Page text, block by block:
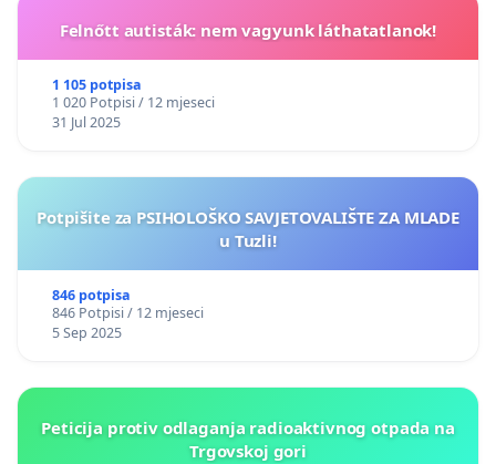
Felnőtt autisták: nem vagyunk láthatatlanok!
1 105 potpisa
1 020 Potpisi / 12 mjeseci
31 Jul 2025
Potpišite za PSIHOLOŠKO SAVJETOVALIŠTE ZA MLADE
u Tuzli!
846 potpisa
846 Potpisi / 12 mjeseci
5 Sep 2025
Peticija protiv odlaganja radioaktivnog otpada na
Trgovskoj gori